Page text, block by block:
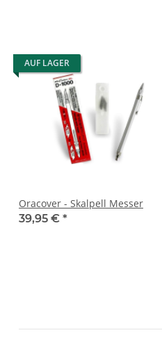
AUF LAGER
Oracover - Skalpell Messer
39,95 € *